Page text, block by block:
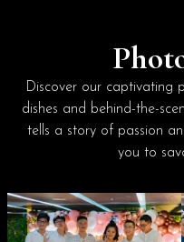
Discover our captivating
dishes and behind-the-
tells a story of passion
you to